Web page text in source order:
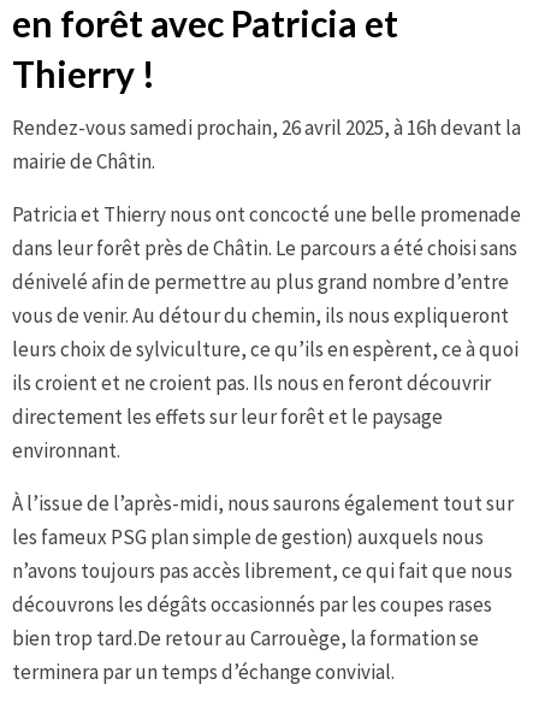
en forêt avec Patricia et
Thierry !
Rendez-vous samedi prochain, 26 avril 2025, à 16h devant la
mairie de Châtin.
Patricia et Thierry nous ont concocté une belle promenade
dans leur forêt près de Châtin. Le parcours a été choisi sans
dénivelé afin de permettre au plus grand nombre d’entre
vous de venir. Au détour du chemin, ils nous expliqueront
leurs choix de sylviculture, ce qu’ils en espèrent, ce à quoi
ils croient et ne croient pas. Ils nous en feront découvrir
directement les effets sur leur forêt et le paysage
environnant.
À l’issue de l’après-midi, nous saurons également tout sur
les fameux PSG plan simple de gestion) auxquels nous
n’avons toujours pas accès librement, ce qui fait que nous
découvrons les dégâts occasionnés par les coupes rases
bien trop tard.De retour au Carrouège, la formation se
terminera par un temps d’échange convivial.